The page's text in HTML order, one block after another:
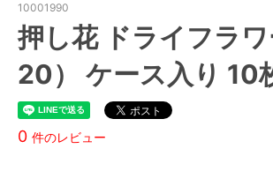
10001990
押し花 ドライフラ
20） ケース入り 10
0 件のレビュー